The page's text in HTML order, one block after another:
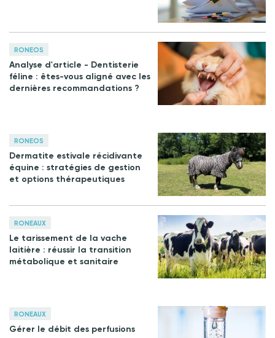
RONEOS
Analyse d'article - Dentisterie
féline : êtes-vous aligné avec les
dernières recommandations ?
RONEOS
Dermatite estivale récidivante
équine : stratégies de gestion
et options thérapeutiques
RONEAUX
Le tarissement de la vache
laitière : réussir la transition
métabolique et sanitaire
RONEAUX
Gérer le débit des perfusions